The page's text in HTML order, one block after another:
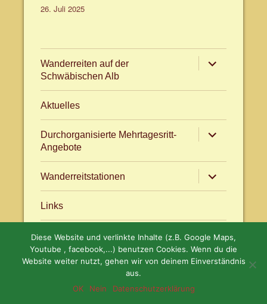
26. Juli 2025
Wanderreiten auf der
Schwäbischen Alb
Untermenü
anzeigen
Aktuelles
Durchorganisierte Mehrtagesritt-
Angebote
Untermenü
anzeigen
Wanderreitstationen
Untermenü
anzeigen
Links
Aktuellesfacebook.com/WanderreitenAlb
Diese Website und verlinkte Inhalte (z.B. Google Maps,
Youtube , facebook,...) benutzen Cookies. Wenn du die
Website weiter nutzt, gehen wir von deinem Einverständnis
aus.
OK
Nein Datenschutzerklärung